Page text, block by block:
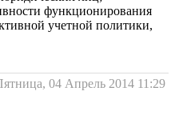
функционирования
учетной политики,
04 Апрель 2014 11:29